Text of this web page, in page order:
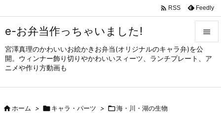
e-お弁当作っちゃいました!
宮澤真理のかわいいお絵かきお弁当(オリジナルのキャラ弁)を公
開。ウィンナー飾り切りやかわいいスィーツ、ランチプレート、ア
ニメや作り方動画も


メニュ
サイド
 RSS Feedly
ホーム > キャラ・パーツ > 海・川・湖の生物